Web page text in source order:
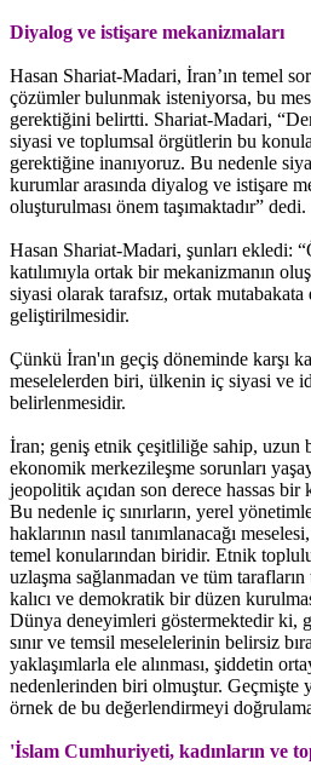
Diyalog ve istişare mekanizmaları
Hasan Shariat-Madari, İran’ın temel
çözümler bulunmak isteniyorsa, bu
gerektiğini belirtti. Shariat-Madari,
siyasi ve toplumsal örgütlerin bu
gerektiğine inanıyoruz. Bu nedenle
kurumlar arasında diyalog ve istişare
oluşturulması önem taşımaktadır” dedi.
Hasan Shariat-Madari, şunları ekledi:
katılımıyla ortak bir mekanizmanın
siyasi olarak tarafsız, ortak mutabakata
geliştirilmesidir.
Çünkü İran'ın geçiş döneminde karşı
meselelerden biri, ülkenin iç siyasi ve
belirlenmesidir.
İran; geniş etnik çeşitliliğe sahip, uzun
ekonomik merkezileşme sorunları
jeopolitik açıdan son derece hassas
Bu nedenle iç sınırların, yerel
haklarının nasıl tanımlanacağı
temel konularından biridir. Etnik
uzlaşma sağlanmadan ve tüm
kalıcı ve demokratik bir düzen
Dünya deneyimleri göstermektedir ki,
sınır ve temsil meselelerinin belirsiz
yaklaşımlarla ele alınması, şiddetin
nedenlerinden biri olmuştur. Geçmişte
örnek de bu değerlendirmeyi
'İslam Cumhuriyeti, kadınların ve